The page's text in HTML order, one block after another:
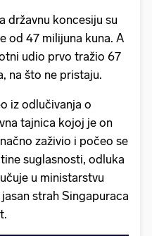
državnu koncesiju su
od 47 milijuna kuna. A
udio prvo tražio 67
na što ne pristaju.
iz odlučivanja o
tajnica kojoj je on
zaživio i počeo se
suglasnosti, odluka
u ministarstvu
strah Singapuraca